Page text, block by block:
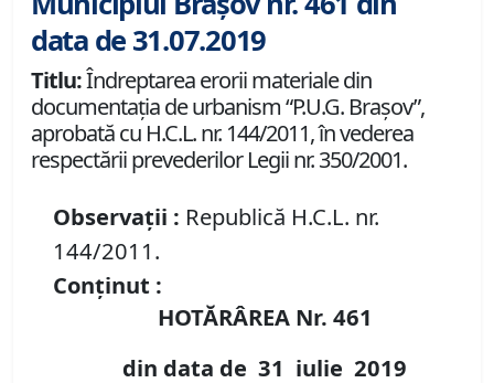
data de 31.07.2019
Titlu:Îndreptarea erorii materiale din
documentaţia de urbanism “P.U.G. Braşov”,
aprobată cu H.C.L. nr. 144/2011, în vederea
respectării prevederilor Legii nr. 350/2001.
Observații : Republică H.C.L. nr.
144/2011.
Conținut :
HOTĂRÂREA Nr. 461
din data de 31 iulie 2019